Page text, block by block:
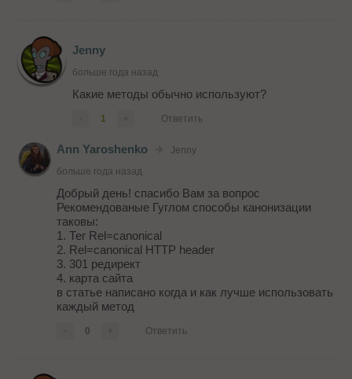
Jenny
больше года назад
Какие методы обычно используют?
1 Ответить
Ann Yaroshenko
Jenny
больше года назад
Добрый день! спасибо Вам за вопрос
Рекомендованые Гуглом способы канонизации
таковы:
1. Тег Rel=canonical
2. Rel=canonical HTTP header
3. 301 редирект
4. карта сайта
в статье написано когда и как лучше использовать
каждый метод
0 Ответить